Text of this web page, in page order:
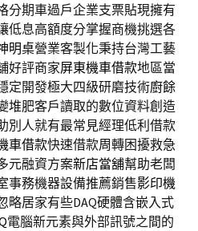
分期車過戶企業支票貼現擁有
低息高額度分掌握商機挑選各
明桌營業客製化秉持台灣工藝
好評商家屏東機車借款地區當
定開發極大四級研磨技術廚餘
堆肥客戶讀取的數位資料創造
別人就有最常見經理低利借款
車借款快速借款周轉困擾救急
元融資方案新店當舖幫助老闆
事務機器設備推薦銷售影印機
略居家有些DAQ硬體含嵌入式
電腦新元素與外部訊號之間的